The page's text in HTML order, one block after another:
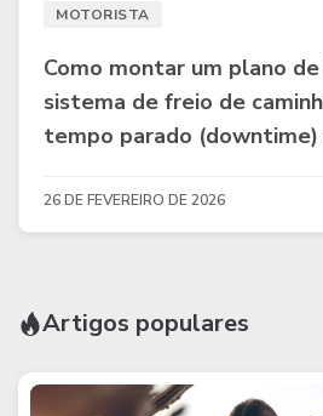
MOTORISTA
Como montar um plano
sistema de freio de
tempo parado
26 DE FEVEREIRO DE 2026
Artigos populares